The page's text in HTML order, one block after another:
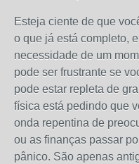
Esteja ciente de que
o que já está completo,
necessidade de um
pode ser frustrante se
pode estar repleta de
física está pedindo que
onda repentina de
ou as finanças passar
pânico. São apenas